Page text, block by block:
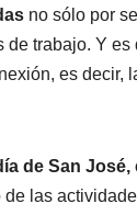
s
no sólo por
de trabajo. Y es
es decir,
de San
de las